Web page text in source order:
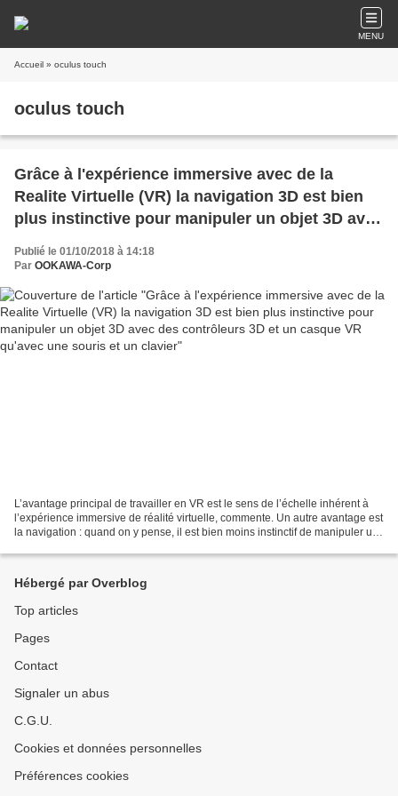
MENU
Accueil » oculus touch
oculus touch
Grâce à l'expérience immersive avec de la
Realite Virtuelle (VR) la navigation 3D est bien
plus instinctive pour manipuler un objet 3D avec
des contrôleurs 3D et un casque VR qu'avec une
souris et un clavier
Publié le 01/10/2018 à 14:18
Par OOKAWA-Corp
L’avantage principal de travailler en VR est le sens de l’échelle inhérent à
l’expérience immersive de réalité virtuelle, commente. Un autre avantage est
la navigation : quand on y pense, il est bien moins instinctif de manipuler un
Hébergé par Overblog
Top articles
Pages
Contact
Signaler un abus
C.G.U.
Cookies et données personnelles
Préférences cookies